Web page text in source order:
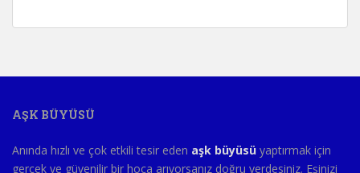
AŞK BÜYÜSÜ
Anında hızlı ve çok etkili tesir eden aşk büyüsü yaptırmak için
gerçek ve güvenilir bir hoca arıyorsanız doğru yerdesiniz. Eşinizi